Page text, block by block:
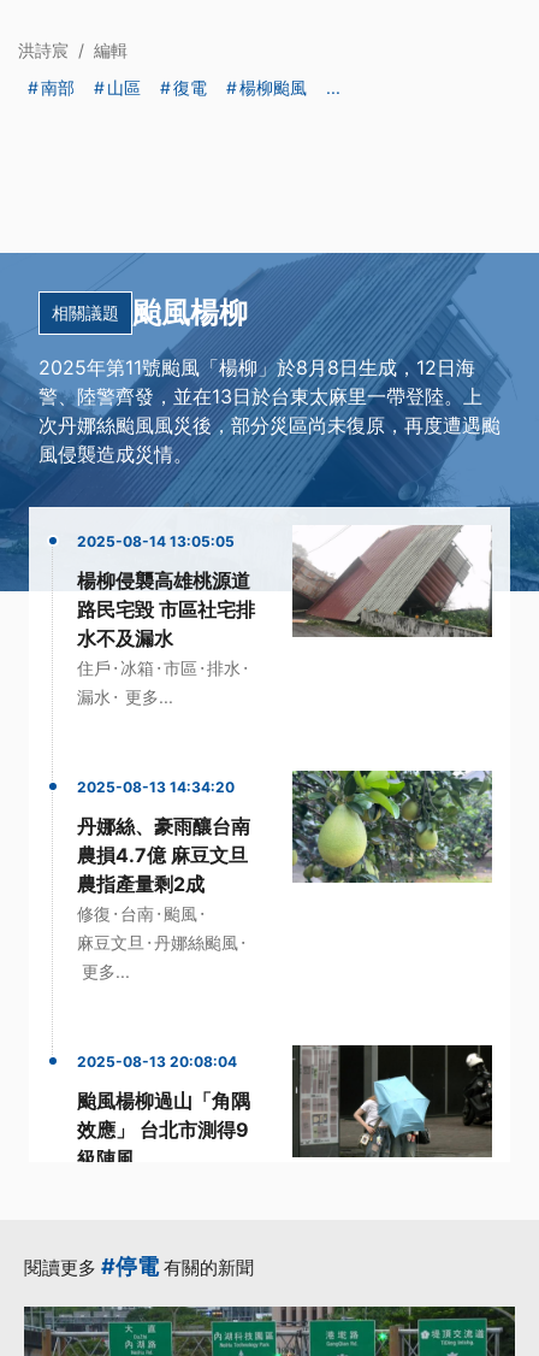
洪詩宸 / 編輯
南部
山區 復電 楊柳颱風 ...
相關議題 颱風楊柳
2025年第11號颱風「楊柳」於8月8日生成，12日海
警、陸警齊發，並在13日於台東太麻里一帶登陸。上
次丹娜絲颱風風災後，部分災區尚未復原，再度遭遇颱
風侵襲造成災情。
2025-08-14 13:05:05
楊柳侵襲高雄桃源道
路民宅毀 市區社宅排
水不及漏水
住戶 · 冰箱 ·市區 ·排水 ·
漏水 · 更多...
2025-08-13 14:34:20
丹娜絲、豪雨釀台南
農損4.7億 麻豆文旦
農指產量剩2成
修復 · 台南· 颱風·
麻豆文旦 ·丹娜絲颱風·
更多...
2025-08-13 20:08:04
颱風楊柳過山「角隅
效應」 台北市測得9
級陣風
閱讀更多 #停電有關的新聞